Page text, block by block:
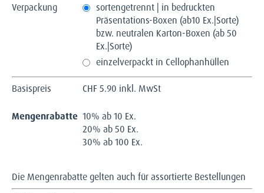
Verpackung
sortengetrennt | in bedruckten
Präsentations-Boxen (ab10 Ex.|Sorte)
bzw. neutralen Karton-Boxen (ab 50
Ex.|Sorte)
einzelverpackt in Cellophanhüllen
Basispreis CHF5.90 inkl. MwSt
Mengenrabatte 10% ab 10 Ex.
20% ab 50 Ex.
30% ab 100 Ex.
Die Mengenrabatte gelten auch für assortierte Bestellungen